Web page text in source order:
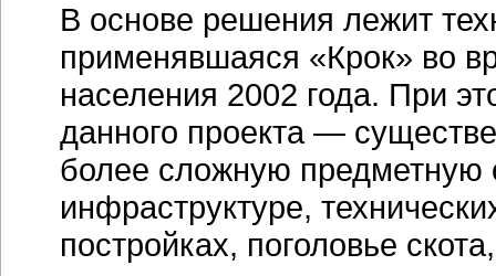
В основе решения лежит
применявшаяся «Крок» во
населения 2002 года. При
данного проекта —
более сложную
инфраструктуре,
постройках, поголовье